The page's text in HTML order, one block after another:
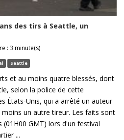
des tirs à Seattle, un
: 3 minute(s)
Seattle
et au moins quatre blessés, dont
selon la police de cette
États-Unis, qui a arrêté un auteur
un autre tireur. Les faits sont
(01H00 GMT) lors d'un festival
...